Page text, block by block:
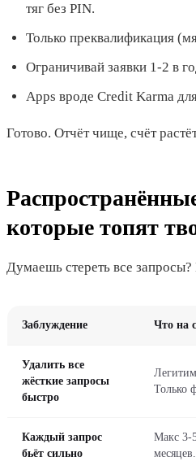
тяг без PIN.
Только преквалификация
Ограничивай заявки 1-2 в
Apps вроде Credit Karma
Готово. Отчёт чище, счёт
которые топят
Думаешь стереть все
Заблуждение Что на
Удалить все
жёсткие запросы
быстро
Только
Каждый запрос
бьёт сильно
Макс 3-